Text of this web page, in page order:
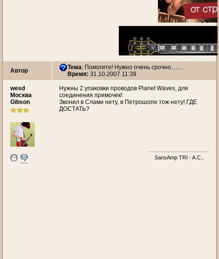
Автор Тема: Помогите! Нужно очень срочно........
Время: 31.10.2007 11:39
wesd
Москва
Gibson
Нужны 2 упаковки проводов Planet Waves, для
соединения примочек!
Звонил в Слами нету, в Петрошопе тож нету! ГДЕ
ДОСТАТЬ?
SansAmp TRI - A.C.,